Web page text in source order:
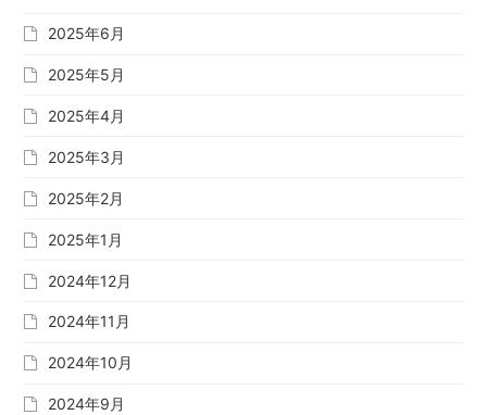
2025年6月
2025年5月
2025年4月
2025年3月
2025年2月
2025年1月
2024年12月
2024年11月
2024年10月
2024年9月